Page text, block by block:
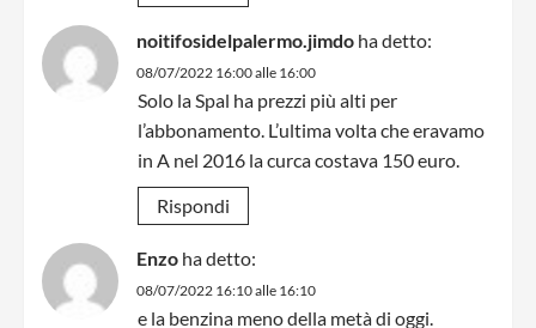
noitifosidelpalermo.jimdo ha detto:
08/07/2022 16:00 alle 16:00
Solo la Spal ha prezzi più alti per
l’abbonamento. L’ultima volta che eravamo
in A nel 2016 la curca costava 150 euro.
Rispondi
Enzo ha detto:
08/07/2022 16:10 alle 16:10
e la benzina meno della metà di oggi.